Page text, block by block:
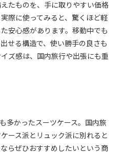
たものを、手に取りやすい価格
際に使ってみると、驚くほど軽
安心感があります。移動中でも
せる構造で、使い勝手の良さも
ズ感は、国内旅行や出張にも重
多かったスーツケース。国内旅
ース派とリュック派に別れると
らぜひおすすめしたいという商